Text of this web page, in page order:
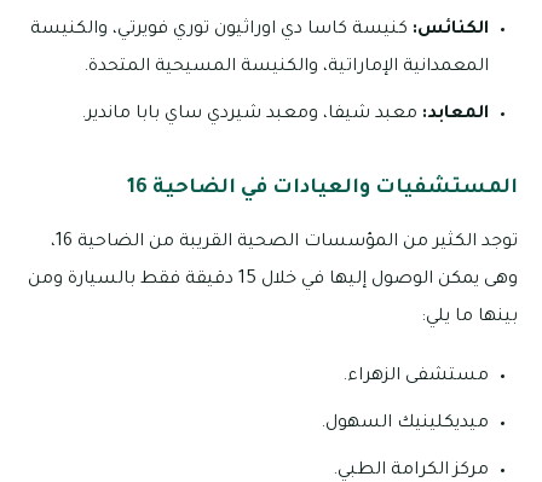
الكنائس: كنيسة كاسا دي اوراثيون توري فويرتي، والكنيسة
المعمدانية الإماراتية، والكنيسة المسيحية المتحدة.
المعابد: معبد شيفا، ومعبد شيردي ساي بابا ماندير.
المستشفيات والعيادات في الضاحية 16
توجد الكثير من المؤسسات الصحية القريبة من الضاحية 16،
وهى يمكن الوصول إليها في خلال 15 دقيقة فقط بالسيارة ومن
بينها ما يلي:
مستشفى الزهراء.
ميديكلينيك السهول.
مركز الكرامة الطبي.